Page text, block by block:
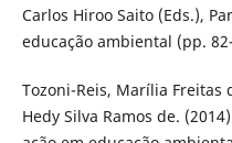
Carlos Hiroo Saito (Eds.),
educação ambiental (pp.
Tozoni-Reis, Marília Freitas
Hedy Silva Ramos de.